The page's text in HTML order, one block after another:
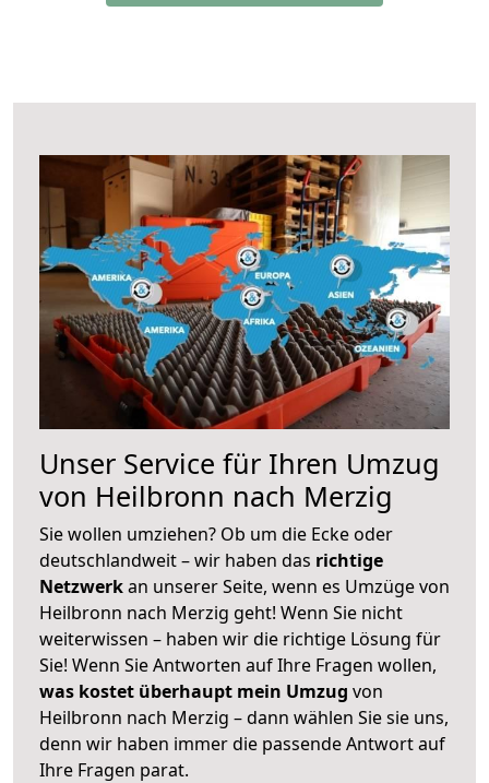
Unser Service für Ihren Umzug
von Heilbronn nach Merzig
Sie wollen umziehen? Ob um die Ecke oder
deutschlandweit – wir haben das richtige
Netzwerkan unserer Seite, wenn es Umzüge von
Heilbronn nach Merzig geht! Wenn Sie nicht
weiterwissen – haben wir die richtige Lösung für
Sie! Wenn Sie Antworten auf Ihre Fragen wollen,
was kostet überhaupt mein Umzug von
Heilbronn nach Merzig – dann wählen Sie sie uns,
denn wir haben immer die passende Antwort auf
Ihre Fragen parat.